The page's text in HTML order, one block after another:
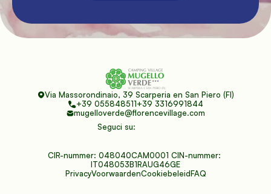
Via Massorondinaio, 39 Scarperia en San Piero (FI)
+39 055848511+39 3316991844
mugelloverde@florencevillage.com
Seguci su:
CIR-nummer: 048040CAM0001 CIN-nummer:
IT048053B1RAUG46GE
PrivacyVoorwaardenCookiebeleidFAQ